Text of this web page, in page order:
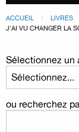
ACCUEIL LIVRES
J'AI VU CHANGER LA
Sélectionnez un
ou recherchez